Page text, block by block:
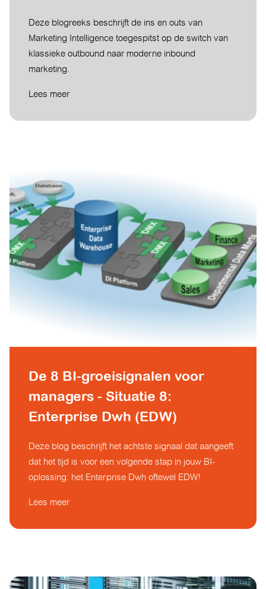
Deze blogreeks beschrijft de ins en outs van
Marketing Intelligence toegespitst op de switch van
klassieke outbound naar moderne inbound
marketing.
Lees meer
De 8 BI-groeisignalen voor
managers - Situatie 8:
Enterprise Dwh (EDW)
Deze blog beschrijft het achtste signaal dat aangeeft
dat het tijd is voor een volgende stap in jouw BI-
oplossing: het Enterprise Dwh oftewel EDW!
Lees meer